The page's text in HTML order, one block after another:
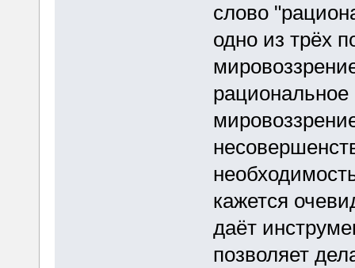
слово
одно из трёх
кажется
даёт
позволяет